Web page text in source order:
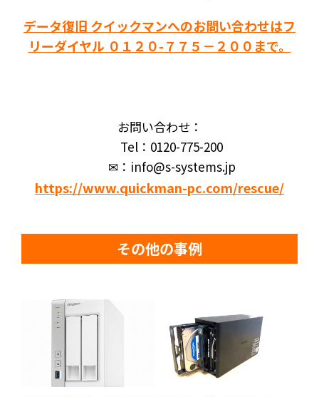
データ復旧 クイックマンへのお問い合わせはフ
リーダイヤル ０１２０-７７５－２００まで。
お問い合わせ：
Tel：0120-775-200
✉：info@s-systems.jp
https://www.quickman-pc.com/rescue/
その他の事例